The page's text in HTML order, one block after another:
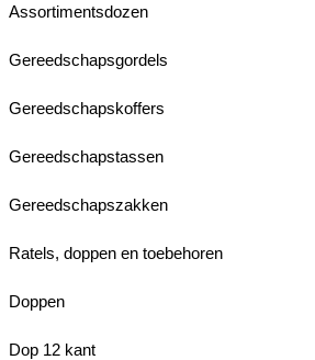
Assortimentsdozen
Gereedschapsgordels
Gereedschapskoffers
Gereedschapstassen
Gereedschapszakken
Ratels, doppen en toebehoren
Doppen
Dop 12 kant